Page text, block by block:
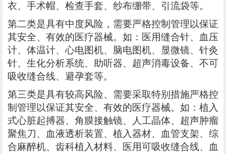
衣、手术帽、检查手套、纱布绷带、引流袋等。
第二类是具有中度风险，需要严格控制管理以保证
其安全、有效的医疗器械。如：医用缝合针、血压
计、体温计、心电图机、脑电图机、显微镜、针灸
针、生化分析系统、助听器、超声消毒设备、不可
吸收缝合线、避孕套等。
第三类是具有较高风险、需要采取特别措施严格控
制管理以保证其安全、有效的医疗器械。如：植入
式心脏起搏器、角膜接触镜、人工晶体、超声肿瘤
聚焦刀、血液透析装置、植入器材、血管支架、综
合麻醉机、齿科植入材料、医用可吸收缝合线、血